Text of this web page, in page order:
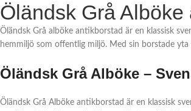
Öländsk Grå Alböke
Öländsk Grå alböke antikborstad är en klassisk
hemmiljö som offentlig miljö. Med sin borstade
Öländsk Grå Alböke –
Öländsk Grå Alböke antikborstad är en klassisk